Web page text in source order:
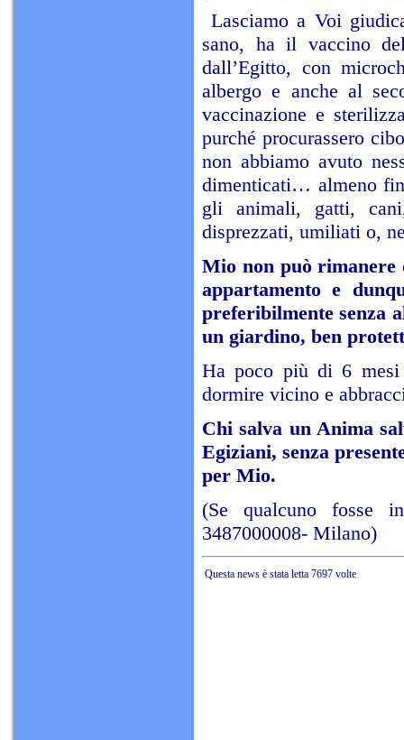
Lasciamo a Voi
sano, ha il vaccino
dall’Egitto, con
albergo e anche al
vaccinazione e
purché procurassero
non abbiamo avuto
dimenticati… almeno
gli animali, gatti,
disprezzati, umiliati o,
Mio non può
appartamento e
preferibilmente senza
un giardino, ben
Ha poco più di 6 mesi
dormire vicino e
Chi salva un Anima
Egiziani, senza
per Mio.
(Se qualcuno fosse
3487000008- Milano)
Questa news è stata letta 7697 volte